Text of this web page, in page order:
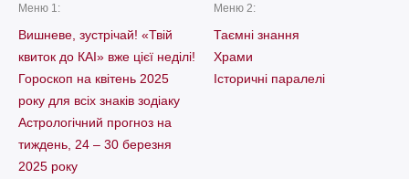
Меню 1:
Вишневе, зустрічай! «Твій
квиток до КАІ» вже цієї неділі!
Гороскоп на квітень 2025
року для всіх знаків зодіаку
Астрологічний прогноз на
тиждень, 24 – 30 березня
2025 року
Меню 2:
Таємні знання
Храми
Історичні паралелі